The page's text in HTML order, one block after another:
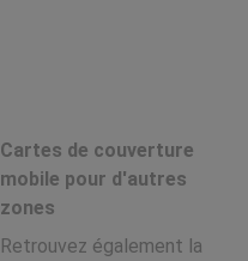
Cartes de couverture
mobile pour d'autres
zones
Retrouvez également la